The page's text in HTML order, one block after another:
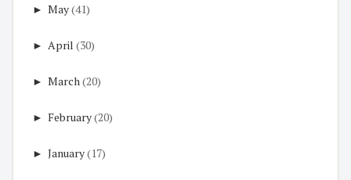
► May(41)
► April (30)
► March(20)
► February(20)
► January(17)